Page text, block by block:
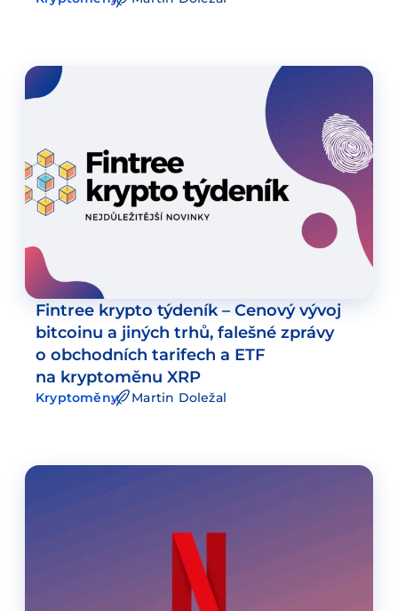
Fintree krypto týdeník – Cenový vývoj
bitcoinu a jiných trhů, falešné zprávy
o obchodních tarifech a ETF
na kryptoměnu XRP
Kryptoměny Martin Doležal